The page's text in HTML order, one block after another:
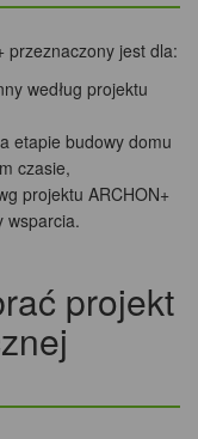
przeznaczony jest dla:
według projektu
etapie budowy domu
czasie,
projektu ARCHON+
wsparcia.
projekt